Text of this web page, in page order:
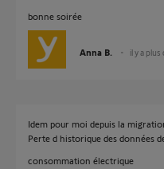
bonne soirée
Anna B. il y a plus
Idem pour moi depuis la
Perte d historique des données
consommation électrique